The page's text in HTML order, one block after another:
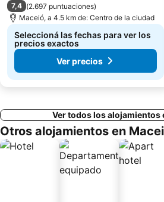
7,4 (2.697 puntuaciones)
Maceió, a 4.5 km de: Centro de la ciudad
Seleccioná las fechas para ver los
precios exactos
Ver precios
Ver todos los alojamientos
Otros alojamientos en